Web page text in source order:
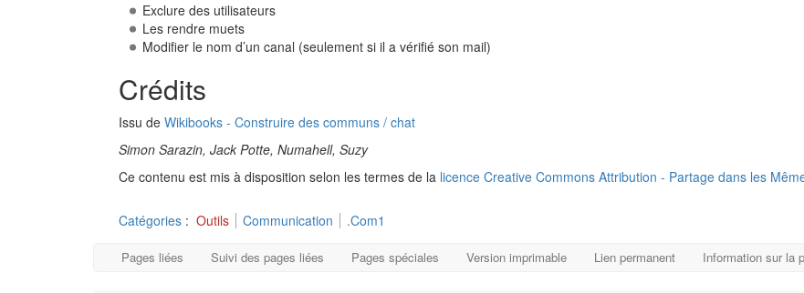
Exclure des utilisateurs
Les rendre muets
Modifier le nom d’un canal (seulement si il a vérifié son mail)
Crédits
Issu de Wikibooks - Construire des communs / chat
Simon Sarazin, Jack Potte, Numahell, Suzy
Ce contenu est mis à disposition selon les termes de la licence Creative Commons Attribution - Partage dans les
Catégories : Outils Communication .Com1
Pages liées Suivi des pages liées Pages spéciales Version imprimable Lien permanent Information sur la